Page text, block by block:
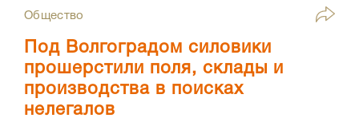
Общество
Под Волгоградом силовики
прошерстили поля, склады и
производства в поисках
нелегалов